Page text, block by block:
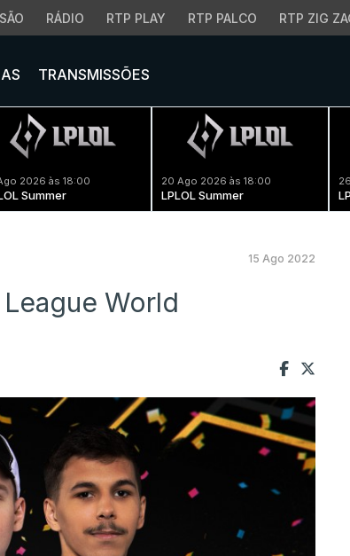
RÁDIO RTP PLAY RTP PALCO RTP ZIG
TRANSMISSÕES
2026 às 18:00
Summer
20 Ago 2026 às 18:00
LPLOL Summer
15 Ago 2022
World